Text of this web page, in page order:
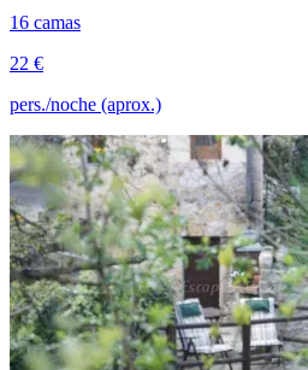
16 camas
22 €
pers./noche (aprox.)